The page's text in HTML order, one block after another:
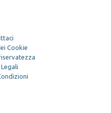
Cookie